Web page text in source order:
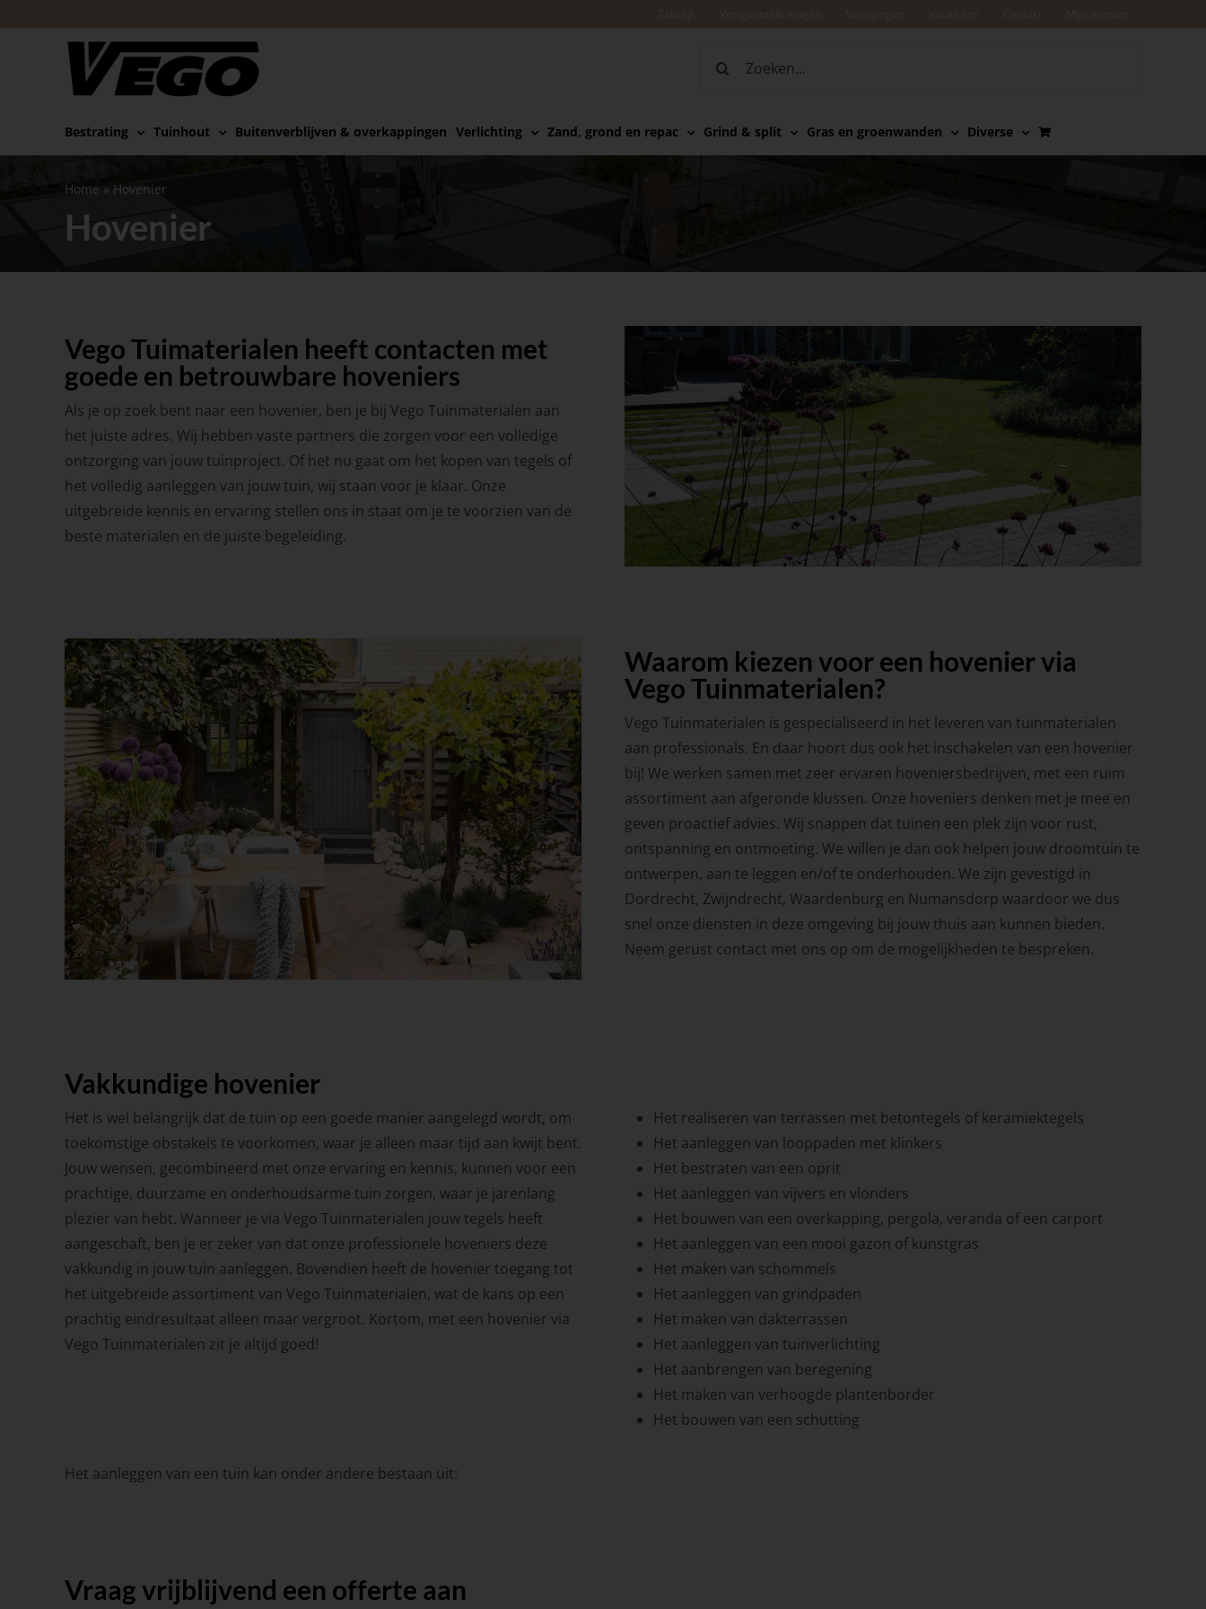
Zoeken
Bestrating Tuinhout Buitenverblijven & overkappingen Verlichting Zand, grond en repac Grind & split Gras en groenwanden Diverse
Home » Hovenier
Hovenier
Vego Tuimaterialen heeft contacten met
goede en betrouwbare hoveniers
Als je op zoek bent naar een hovenier, ben je bij Vego Tuinmaterialen aan
het juiste adres. Wij hebben vaste partners die zorgen voor een volledige
ontzorging van jouw tuinproject. Of het nu gaat om het kopen van tegels of
het volledig aanleggen van jouw tuin, wij staan voor je klaar. Onze
uitgebreide kennis en ervaring stellen ons in staat om je te voorzien van de
beste materialen en de juiste begeleiding.
Waarom kiezen voor een hovenier via
Vego Tuinmaterialen?
Vego Tuinmaterialen is gespecialiseerd in het leveren van tuinmaterialen
aan professionals. En daar hoort dus ook het inschakelen van een hovenier
bij! We werken samen met zeer ervaren hoveniersbedrijven, met een ruim
assortiment aan afgeronde klussen. Onze hoveniers denken met je mee en
geven proactief advies. Wij snappen dat tuinen een plek zijn voor rust,
ontspanning en ontmoeting. We willen je dan ook helpen jouw droomtuin te
ontwerpen, aan te leggen en/of te onderhouden. We zijn gevestigd in
Dordrecht, Zwijndrecht, Waardenburg en Numansdorp waardoor we dus
snel onze diensten in deze omgeving bij jouw thuis aan kunnen bieden.
Neem gerust contact met ons op om de mogelijkheden te bespreken.
Vakkundige hovenier
Het is wel belangrijk dat de tuin op een goede manier aangelegd wordt, om
toekomstige obstakels te voorkomen, waar je alleen maar tijd aan kwijt bent.
Jouw wensen, gecombineerd met onze ervaring en kennis, kunnen voor een
prachtige, duurzame en onderhoudsarme tuin zorgen, waar je jarenlang
plezier van hebt. Wanneer je via Vego Tuinmaterialen jouw tegels heeft
aangeschaft, ben je er zeker van dat onze professionele hoveniers deze
vakkundig in jouw tuin aanleggen. Bovendien heeft de hovenier toegang tot
het uitgebreide assortiment van Vego Tuinmaterialen, wat de kans op een
prachtig eindresultaat alleen maar vergroot. Kortom, met een hovenier via
Vego Tuinmaterialen zit je altijd goed!
Het aanleggen van een tuin kan onder andere bestaan uit:
Het realiseren van terrassen met betontegels of keramiektegels
Het aanleggen van looppaden met klinkers
Het bestraten van een oprit
Het aanleggen van vijvers en vlonders
Het bouwen van een overkapping, pergola, veranda of een carport
Het aanleggen van een mooi gazon of kunstgras
Het maken van schommels
Het aanleggen van grindpaden
Het maken van dakterrassen
Het aanleggen van tuinverlichting
Het aanbrengen van beregening
Het maken van verhoogde plantenborder
Het bouwen van een schutting
Vraag vrijblijvend een offerte aan